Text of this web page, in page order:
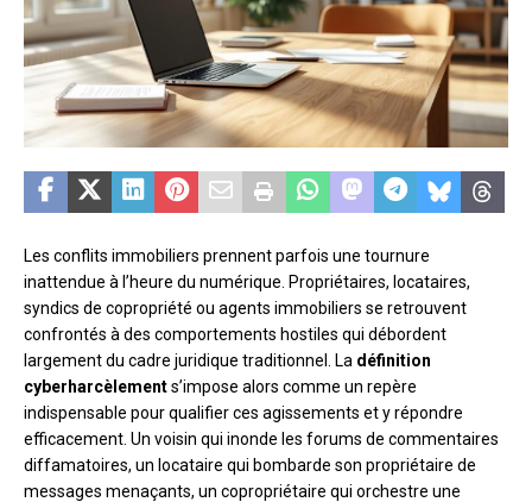
Les conflits immobiliers prennent parfois une tournure
inattendue à l’heure du numérique. Propriétaires, locataires,
syndics de copropriété ou agents immobiliers se retrouvent
confrontés à des comportements hostiles qui débordent
largement du cadre juridique traditionnel. La définition
cyberharcèlements’impose alors comme un repère
indispensable pour qualifier ces agissements et y répondre
efficacement. Un voisin qui inonde les forums de commentaires
diffamatoires, un locataire qui bombarde son propriétaire de
messages menaçants, un copropriétaire qui orchestre une